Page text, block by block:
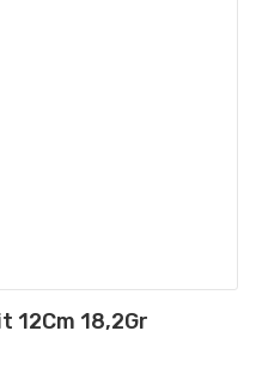
12Cm 18,2Gr